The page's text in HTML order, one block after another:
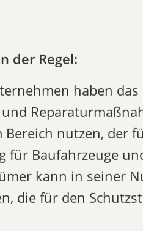
der Regel:
haben
nutzen, der
Baufahrzeuge
kann in seiner
die für den